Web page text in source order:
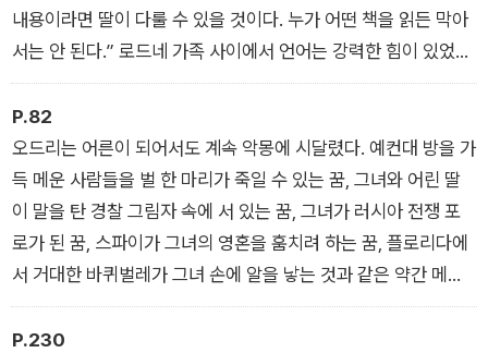
내용이라면 딸이 다룰 수 있을 것이다. 누가 어떤 책을 읽든 막아
서는 안 된다.” 로드네 가족 사이에서 언어는 강력한 힘이 있었고,
오드리는 이 작은 승리로부터 한 가지 사실을 배웠다. 책이 제한
적인 작은 집단의 문화로부터 탈출하는 하나의 길이 될 수 있다는
사실. 페이지마다 뚫려 있는 검은 구멍들. 자유를 향해 나아갈 수
있는 통로들.
―『생존이라는 약속』
P.82
오드리는 어른이 되어서도 계속 악몽에 시달렸다. 예컨대 방을 가
득 메운 사람들을 벌 한 마리가 죽일 수 있는 꿈, 그녀와 어린 딸
이 말을 탄 경찰 그림자 속에 서 있는 꿈, 그녀가 러시아 전쟁 포
로가 된 꿈, 스파이가 그녀의 영혼을 훔치려 하는 꿈, 플로리다에
서 거대한 바퀴벌레가 그녀 손에 알을 낳는 것과 같은 약간 메스
꺼운 꿈. 그녀는 가끔 비명을 지르며 잠에서 깼는데 다시 잠들면
여전히 같은 꿈속에 있곤 했다. 어느 때는 세 번을 깼는데도 꿈에
P.230